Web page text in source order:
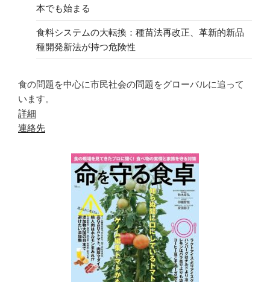
本でも始まる
食料システムの大転換：種苗法再改正、革新的新品
種開発新法が持つ危険性
食の問題を中心に市民社会の問題をグローバルに追って
います。
詳細
連絡先